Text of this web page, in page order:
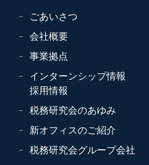
ごあいさつ
会社概要
事業拠点
インターンシップ情報
採用情報
税務研究会のあゆみ
新オフィスのご紹介
税務研究会グループ会社